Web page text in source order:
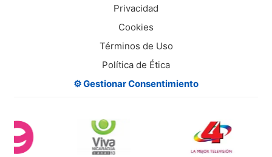
Privacidad
Cookies
Términos de Uso
Política de Ética
⚙️ Gestionar Consentimiento